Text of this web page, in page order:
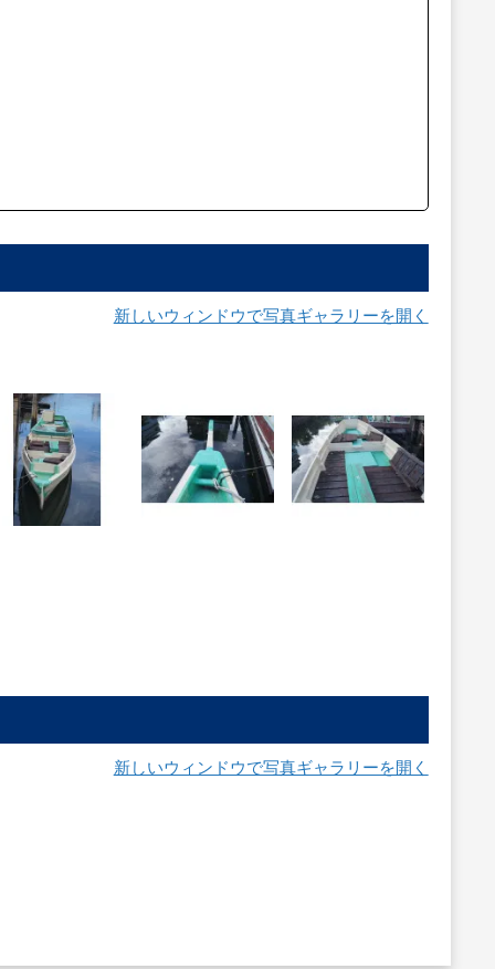
新しいウィンドウで写真ギャラリーを開く
新しいウィンドウで写真ギャラリーを開く